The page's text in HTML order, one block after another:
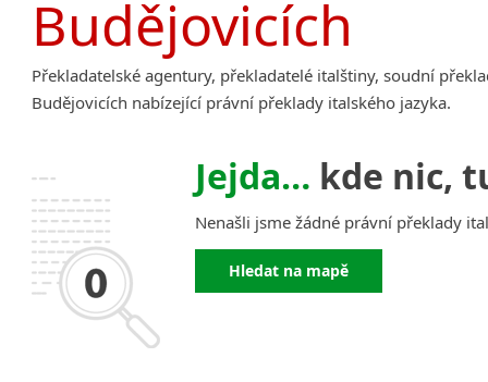
Amharština
Arabština
Aramejština
Arménština
Azerbajdžánština
Bambarština
Bantuské jazyky
Barmština
Baskičtina
Běloruština
Bengálština
Budějovicích
Překladatelské agentury, překladatelé italštiny, soudní
Budějovicích nabízející právní překlady italského jazyka.
Jejda… kde nic,
Nenašli jsme žádné právní překlady
Hledat na mapě